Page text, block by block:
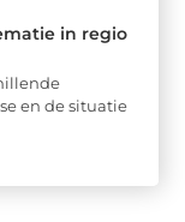
in regio
en de situatie